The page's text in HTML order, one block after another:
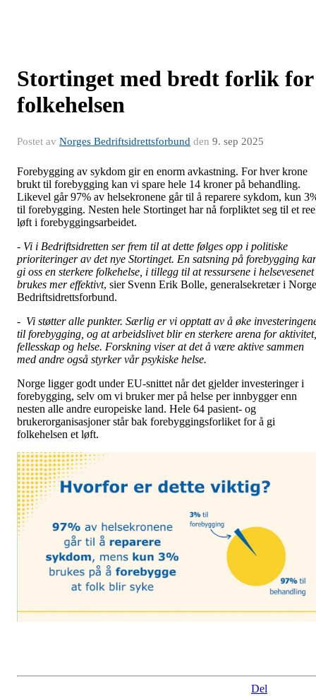
Stortinget med bredt forlik for
folkehelsen
Postet av Norges Bedriftsidrettsforbund den 9. sep 2025
Forebygging av sykdom gir en enorm avkastning. For hver krone
brukt til forebygging kan vi spare hele 14 kroner på behandling.
Likevel går 97% av helsekronene går til å reparere sykdom, kun
til forebygging. Nesten hele Stortinget har nå forpliktet seg til et
løft i forebyggingsarbeidet.
- Vi i Bedriftsidretten ser frem til at dette følges opp i politiske
prioriteringer av det nye Stortinget. En satsning på forebygging
gi oss en sterkere folkehelse, i tillegg til at ressursene i helsevesenet
brukes mer effektivt, sier Svenn Erik Bolle, generalsekretær i
Bedriftsidrettsforbund.
- Vi støtter alle punkter. Særlig er vi opptatt av å øke
til forebygging, og at arbeidslivet blir en sterkere arena for aktivitet,
fellesskap og helse. Forskning viser at det å være aktive sammen
med andre også styrker vår psykiske helse.
Norge ligger godt under EU-snittet når det gjelder investeringer i
forebygging, selv om vi bruker mer på helse per innbygger enn
nesten alle andre europeiske land. Hele 64 pasient- og
brukerorganisasjoner står bak forebyggingsforliket for å gi
folkehelsen et løft.
Del